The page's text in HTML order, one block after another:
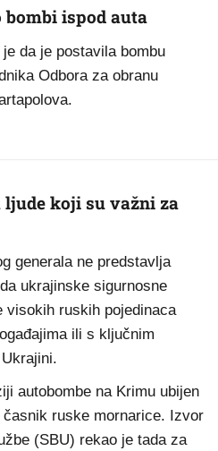
bombi ispod auta
da je postavila bombu
Odbora za obranu
ljude koji su važni za
generala ne predstavlja
ukrajinske sigurnosne
visokih ruskih pojedinaca
ili s ključnim
autobombe na Krimu ubijen
ruske mornarice. Izvor
(SBU) rekao je tada za